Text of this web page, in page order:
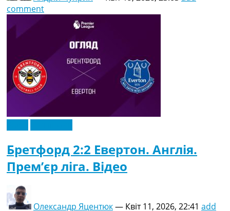
comment
Бретфорд 2:2 Евертон. Англія.
Прем’єр ліга. Відео
Олександр Яцентюк— Квіт 11, 2026, 22:41 add